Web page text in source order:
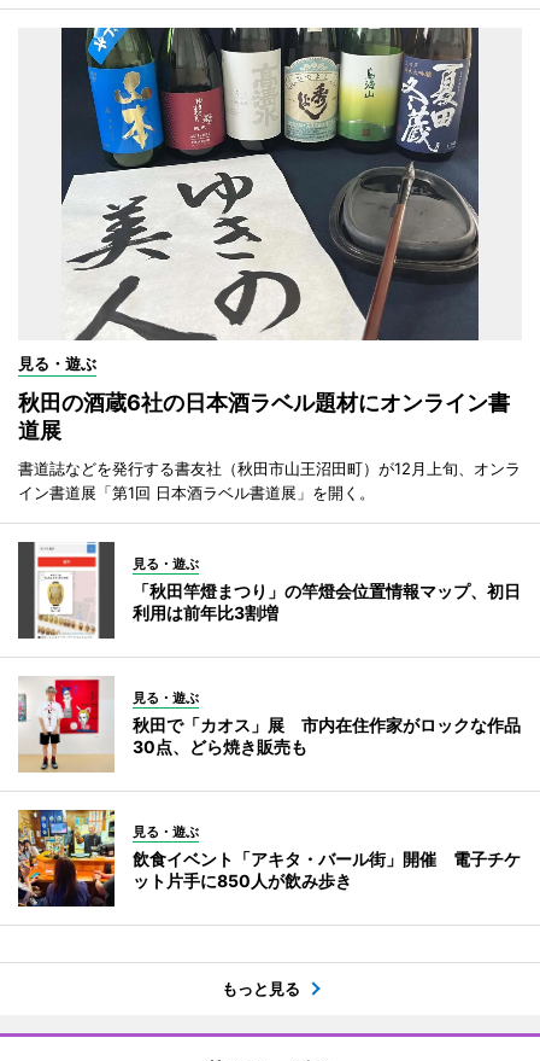
見る・遊ぶ
秋田の酒蔵6社の日本酒ラベル題材にオンライン書
道展
書道誌などを発行する書友社（秋田市山王沼田町）が12月上旬、オンラ
イン書道展「第1回 日本酒ラベル書道展」を開く。
見る・遊ぶ
「秋田竿燈まつり」の竿燈会位置情報マップ、初日
利用は前年比3割増
見る・遊ぶ
秋田で「カオス」展 市内在住作家がロックな作品
30点、どら焼き販売も
見る・遊ぶ
飲食イベント「アキタ・バール街」開催 電子チケ
ット片手に850人が飲み歩き
もっと見る